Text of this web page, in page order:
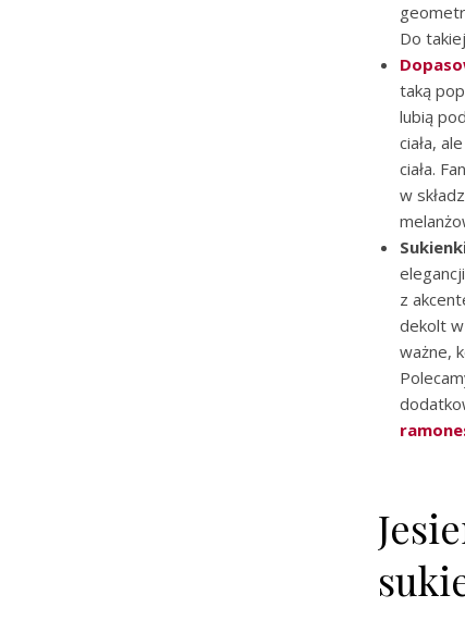
Do
taką
lubią
ciała,
ciała.
w
z
dekolt
ważne,